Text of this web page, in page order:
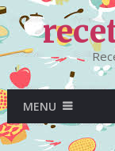
MENU